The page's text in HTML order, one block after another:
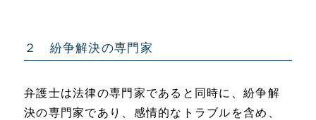
２ 紛争解決の専門家
弁護士は法律の専門家であると同時に、紛争解
決の専門家であり、感情的なトラブルを含め、